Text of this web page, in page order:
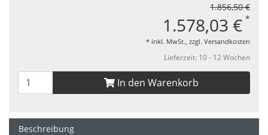
1.856,50 €
1.578,03 € *
* inkl. MwSt., zzgl. Versandkosten
Lieferzeit: 10 - 12 Wochen
In den Warenkorb
Beschreibung